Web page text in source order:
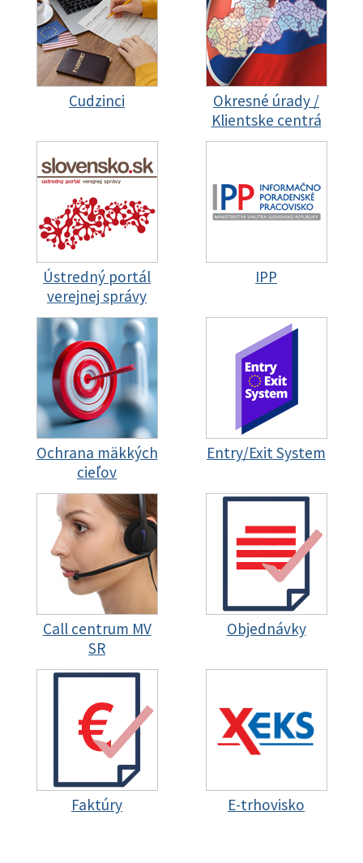
Cudzinci
Okresné úrady /
Klientske centrá
Ústredný portál
verejnej správy
IPP
Ochrana mäkkých
cieľov
Entry/Exit System
Call centrum MV
SR
Objednávky
Faktúry E-trhovisko